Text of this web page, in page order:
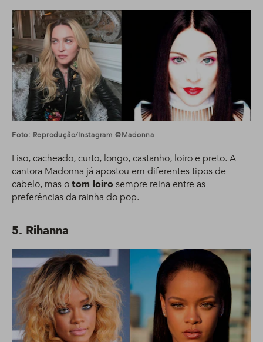
Foto: Reprodução/Instagram @madonna
Liso, cacheado, curto, longo, castanho, loiro e preto. A
cantora Madonna já apostou em diferentes tipos de
cabelo, mas otom loiro sempre reina entre as
preferências da rainha do pop.
5. Rihanna